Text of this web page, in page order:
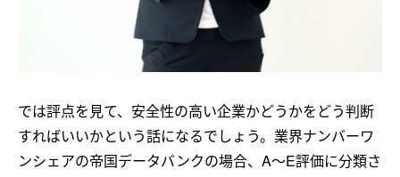
では評点を見て、安全性の高い企業かどうかをどう判断
すればいいかという話になるでしょう。業界ナンバーワ
ンシェアの帝国データバンクの場合、A～E評価に分類さ